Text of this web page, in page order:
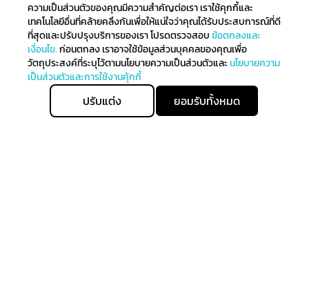
ความเป็นส่วนตัวของคุณมีความสำคัญต่อเรา เราใช้คุกกี้และ
เทคโนโลยีอื่นที่คล้ายคลึงกันเพื่อให้แน่ใจว่าคุณได้รับประสบการณ์ที่ดี
ที่สุดและปรับปรุงบริการของเรา โปรดตรวจสอบข้อตกลงและ
เงื่อนไข.ก่อนตกลง เราอาจใช้ข้อมูลส่วนบุคคลของคุณเพื่อ
วัตถุประสงค์ที่ระบุไว้ตามนโยบายความเป็นส่วนตัวและนโยบายความ
เป็นส่วนตัวและการใช้งานคุ้กกี้
ปรับแต่ง ยอมรับทั้งหมด